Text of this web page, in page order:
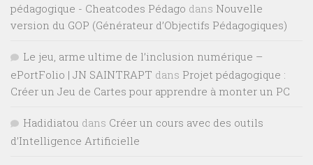
pédagogique - Cheatcodes Pédago dans Nouvelle
version du GOP (Générateur d’Objectifs Pédagogiques)
Le jeu, arme ultime de l’inclusion numérique –
ePortFolio | JN SAINTRAPT dans Projet pédagogique :
Créer un Jeu de Cartes pour apprendre à monter un PC
Hadidiatou dans Créer un cours avec des outils
d’Intelligence Artificielle